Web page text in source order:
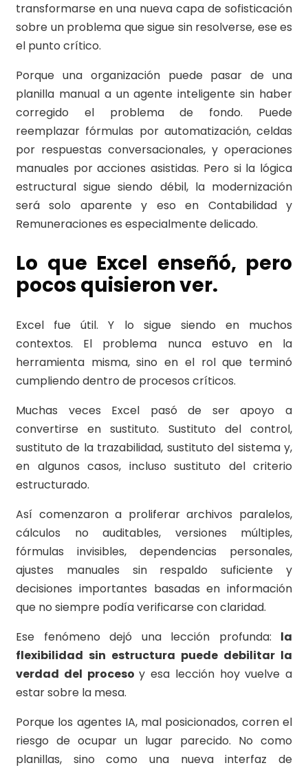
transformarse en una nueva capa de sofisticación
sobre un problema que sigue sin resolverse, ese es
el punto crítico.
Porque una organización puede pasar de una
planilla manual a un agente inteligente sin haber
corregido el problema de fondo. Puede
reemplazar fórmulas por automatización, celdas
por respuestas conversacionales, y operaciones
manuales por acciones asistidas. Pero si la lógica
estructural sigue siendo débil, la modernización
será solo aparente y eso en Contabilidad y
Remuneraciones es especialmente delicado.
Lo que Excel enseñó, pero
pocos quisieron ver.
Excel fue útil. Y lo sigue siendo en muchos
contextos. El problema nunca estuvo en la
herramienta misma, sino en el rol que terminó
cumpliendo dentro de procesos críticos.
Muchas veces Excel pasó de ser apoyo a
convertirse en sustituto. Sustituto del control,
sustituto de la trazabilidad, sustituto del sistema y,
en algunos casos, incluso sustituto del criterio
estructurado.
Así comenzaron a proliferar archivos paralelos,
cálculos no auditables, versiones múltiples,
fórmulas invisibles, dependencias personales,
ajustes manuales sin respaldo suficiente y
decisiones importantes basadas en información
que no siempre podía verificarse con claridad.
Ese fenómeno dejó una lección profunda: la
flexibilidad sin estructura puede debilitar la
verdad del procesoy esa lección hoy vuelve a
estar sobre la mesa.
Porque los agentes IA, mal posicionados, corren el
riesgo de ocupar un lugar parecido. No como
planillas, sino como una nueva interfaz de